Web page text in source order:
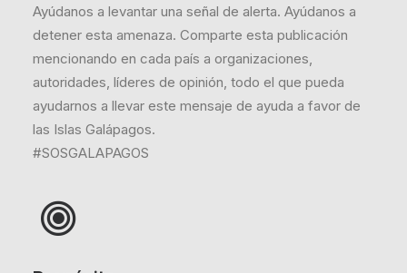
Ayúdanos a levantar una señal de alerta. Ayúdanos a
detener esta amenaza. Comparte esta publicación
mencionando en cada país a organizaciones,
autoridades, líderes de opinión, todo el que pueda
ayudarnos a llevar este mensaje de ayuda a favor de
las Islas Galápagos.
#SOSGALAPAGOS